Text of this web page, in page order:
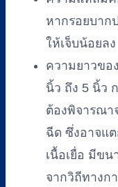
หากรอยบาก
ให้เจ็บน้อยลง
ความยาวขอ
นิ้ว ถึง 5 นิ้ว
ต้องพิจารณา
ฉีด ซึ่งอาจแ
เนื้อเยื่อ มีข
จากวิถีทางก